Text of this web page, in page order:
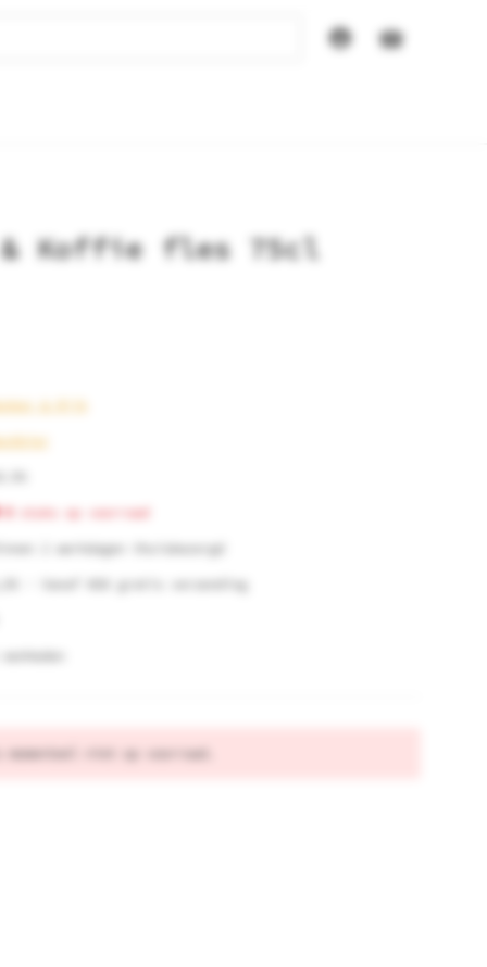
& Koffie fles 75cl
& Rijk
stuks op voorraad
2 werkdagen thuisbezorgd
- Vanaf €60 gratis verzending
niet op voorraad.